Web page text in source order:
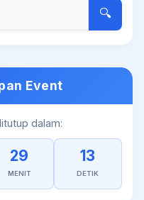
🔍
Event
dalam:
29
MENIT
12
DETIK